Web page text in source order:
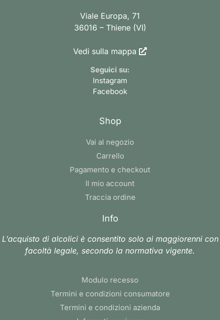
Viale Europa, 71
36016 – Thiene (VI)
Vedi sulla mappa
Seguici su:
Instagram
Facebook
Shop
Vai al negozio
Carrello
Pagamento e checkout
Il mio account
Traccia ordine
Info
L’acquisto di alcolici è consentito solo ai maggiorenni con
facoltà legale, secondo la normativa vigente.
Modulo recesso
Termini e condizioni consumatore
Termini e condizioni azienda